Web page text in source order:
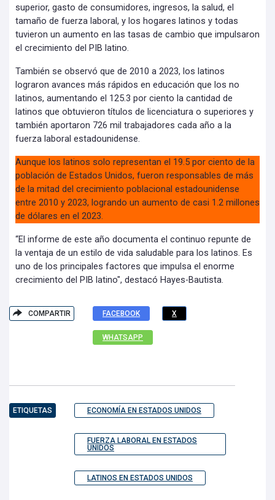
superior, gasto de consumidores, ingresos, la salud, el
tamaño de fuerza laboral, y los hogares latinos y todas
tuvieron un aumento en las tasas de cambio que impulsaron
el crecimiento del PIB latino.
También se observó que de 2010 a 2023, los latinos
lograron avances más rápidos en educación que los no
latinos, aumentando el 125.3 por ciento la cantidad de
latinos que obtuvieron títulos de licenciatura o superiores y
también aportaron 726 mil trabajadores cada año a la
fuerza laboral estadounidense.
Aunque los latinos solo representan el 19.5 por ciento de la
población de Estados Unidos, fueron responsables de más
de la mitad del crecimiento poblacional estadounidense
entre 2010 y 2023, logrando un aumento de casi 1.2 millones
de dólares en el 2023.
“El informe de este año documenta el continuo repunte de
la ventaja de un estilo de vida saludable para los latinos. Es
uno de los principales factores que impulsa el enorme
crecimiento del PIB latino", destacó Hayes-Bautista.
COMPARTIR FACEBOOK X
WHATSAPP
ETIQUETAS ECONOMÍA EN ESTADOS UNIDOS
FUERZA LABORAL EN ESTADOS
UNIDOS
LATINOS EN ESTADOS UNIDOS